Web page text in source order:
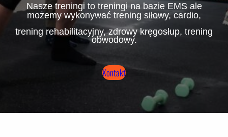
Nasze treningi to treningi na bazie EMS ale
możemy wykonywać trening siłowy, cardio,
trening rehabilitacyjny, zdrowy kręgosłup, trening
obwodowy.
Kontakt